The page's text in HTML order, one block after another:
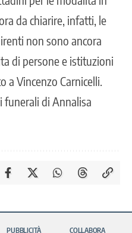
da chiarire, infatti, le
non sono ancora
di persone e istituzioni
a Vincenzo Carnicelli.
funerali di Annalisa
PUBBLICITÀ COLLABORA